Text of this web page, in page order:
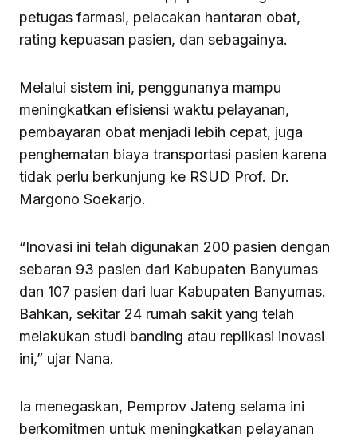
petugas farmasi, pelacakan hantaran obat,
rating kepuasan pasien, dan sebagainya.
Melalui sistem ini, penggunanya mampu
meningkatkan efisiensi waktu pelayanan,
pembayaran obat menjadi lebih cepat, juga
penghematan biaya transportasi pasien karena
tidak perlu berkunjung ke RSUD Prof. Dr.
Margono Soekarjo.
“Inovasi ini telah digunakan 200 pasien dengan
sebaran 93 pasien dari Kabupaten Banyumas
dan 107 pasien dari luar Kabupaten Banyumas.
Bahkan, sekitar 24 rumah sakit yang telah
melakukan studi banding atau replikasi inovasi
ini,” ujar Nana.
Ia menegaskan, Pemprov Jateng selama ini
berkomitmen untuk meningkatkan pelayanan